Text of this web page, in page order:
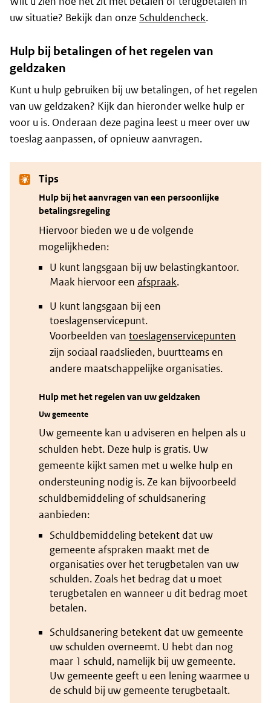
uw situatie? Bekijk dan onze Schuldencheck.
Hulp bij betalingen of het regelen van
geldzaken
Kunt u hulp gebruiken bij uw betalingen, of het regelen
van uw geldzaken? Kijk dan hieronder welke hulp er
voor u is. Onderaan deze pagina leest u meer over uw
toeslag aanpassen, of opnieuw aanvragen.
Tips
Hulp bij het aanvragen van een persoonlijke
betalingsregeling
Hiervoor bieden we u de volgende
mogelijkheden:
U kunt langsgaan bij uw belastingkantoor.
Maak hiervoor een afspraak.
U kunt langsgaan bij een
toeslagenservicepunt.
Voorbeelden van toeslagenservicepunten
zijn sociaal raadslieden, buurtteams en
andere maatschappelijke organisaties.
Hulp met het regelen van uw geldzaken
Uw gemeente
Uw gemeente kan u adviseren en helpen als u
schulden hebt. Deze hulp is gratis. Uw
gemeente kijkt samen met u welke hulp en
ondersteuning nodig is. Ze kan bijvoorbeeld
schuldbemiddeling of schuldsanering
aanbieden:
Schuldbemiddeling betekent dat uw
gemeente afspraken maakt met de
organisaties over het terugbetalen van uw
schulden. Zoals het bedrag dat u moet
terugbetalen en wanneer u dit bedrag moet
betalen.
Schuldsanering betekent dat uw gemeente
uw schulden overneemt. U hebt dan nog
maar 1 schuld, namelijk bij uw gemeente.
Uw gemeente geeft u een lening waarmee u
de schuld bij uw gemeente terugbetaalt.